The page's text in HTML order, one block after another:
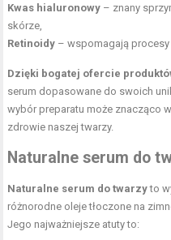
Kwas hialuronowy – znany
skórze,
Retinoidy – wspomagają procesy
Dzięki bogatej ofercie
serum dopasowane do swoich
wybór preparatu może znacząco
zdrowie naszej twarzy.
Naturalne serum do
Naturalne serum do twarzyto
różnorodne oleje tłoczone na
Jego najważniejsze atuty to: